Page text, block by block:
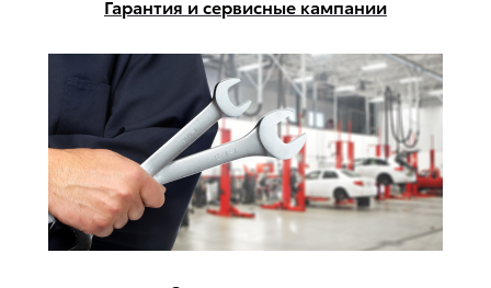
Гарантия и сервисные кампании